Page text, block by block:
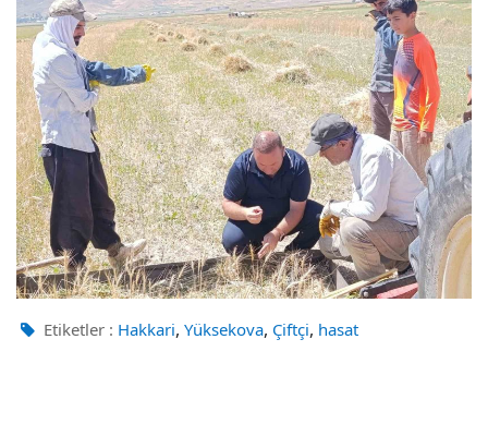
Etiketler : Hakkari, Yüksekova, Çiftçi, hasat